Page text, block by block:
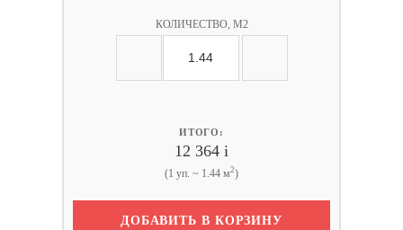
КОЛИЧЕСТВО, М2
ИТОГО:
12 364 i
(1 уп. ~ 1.44 м2)
ДОБАВИТЬ В КОРЗИНУ